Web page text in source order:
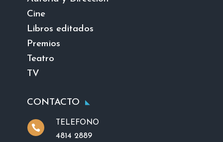
Cine
Libros editados
Premios
Teatro
TV
CONTACTO

TELEFONO
4814 2889